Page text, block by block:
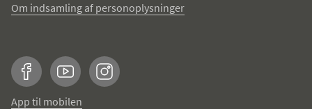
Om indsamling af personoplysninger
FacebookYouTubeInstagram
App til mobilen